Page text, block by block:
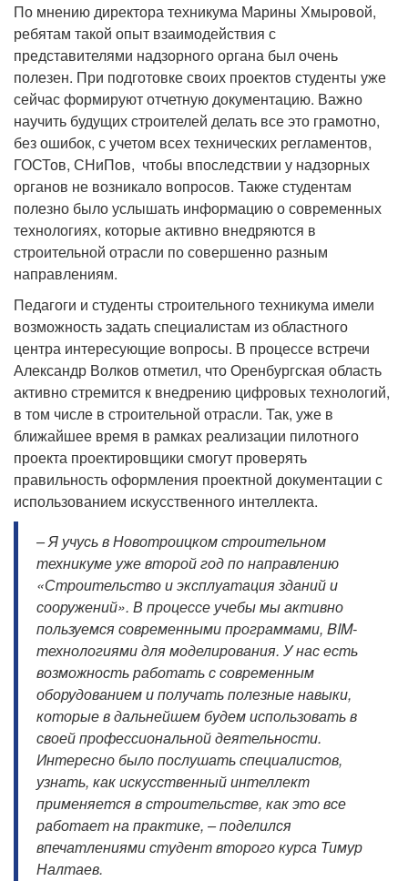
По мнению директора техникума Марины Хмыровой,
ребятам такой опыт взаимодействия с
представителями надзорного органа был очень
полезен. При подготовке своих проектов студенты уже
сейчас формируют отчетную документацию. Важно
научить будущих строителей делать все это грамотно,
без ошибок, с учетом всех технических регламентов,
ГОСТов, СНиПов, чтобы впоследствии у надзорных
органов не возникало вопросов. Также студентам
полезно было услышать информацию о современных
технологиях, которые активно внедряются в
строительной отрасли по совершенно разным
направлениям.
Педагоги и студенты строительного техникума имели
возможность задать специалистам из областного
центра интересующие вопросы. В процессе встречи
Александр Волков отметил, что Оренбургская область
активно стремится к внедрению цифровых технологий,
в том числе в строительной отрасли. Так, уже в
ближайшее время в рамках реализации пилотного
проекта проектировщики смогут проверять
правильность оформления проектной документации с
использованием искусственного интеллекта.
– Я учусь в Новотроицком строительном
техникуме уже второй год по направлению
«Строительство и эксплуатация зданий и
сооружений». В процессе учебы мы активно
пользуемся современными программами, BIM-
технологиями для моделирования. У нас есть
возможность работать с современным
оборудованием и получать полезные навыки,
которые в дальнейшем будем использовать в
своей профессиональной деятельности.
Интересно было послушать специалистов,
узнать, как искусственный интеллект
применяется в строительстве, как это все
работает на практике, – поделился
впечатлениями студент второго курса Тимур
Налтаев.